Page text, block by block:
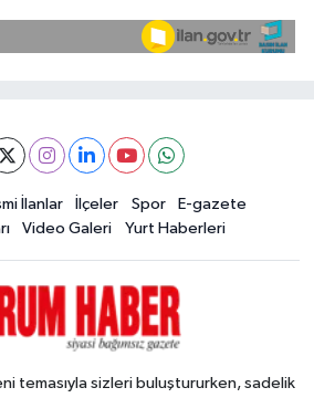
İlanlar İlçeler Spor
E-gazete
Video Galeri Yurt Haberleri
temasıyla sizleri buluştururken, sadelik